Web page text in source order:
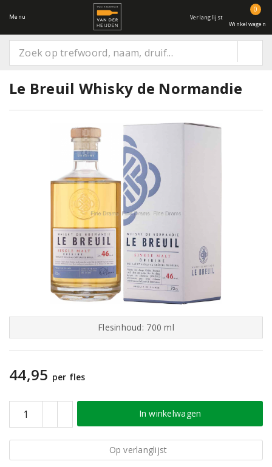
Menu Verlanglijst
0
Winkelwagen
Le Breuil Whisky de Normandie
Flesinhoud: 700 ml
44,95 per fles
In winkelwagen
Op verlanglijst